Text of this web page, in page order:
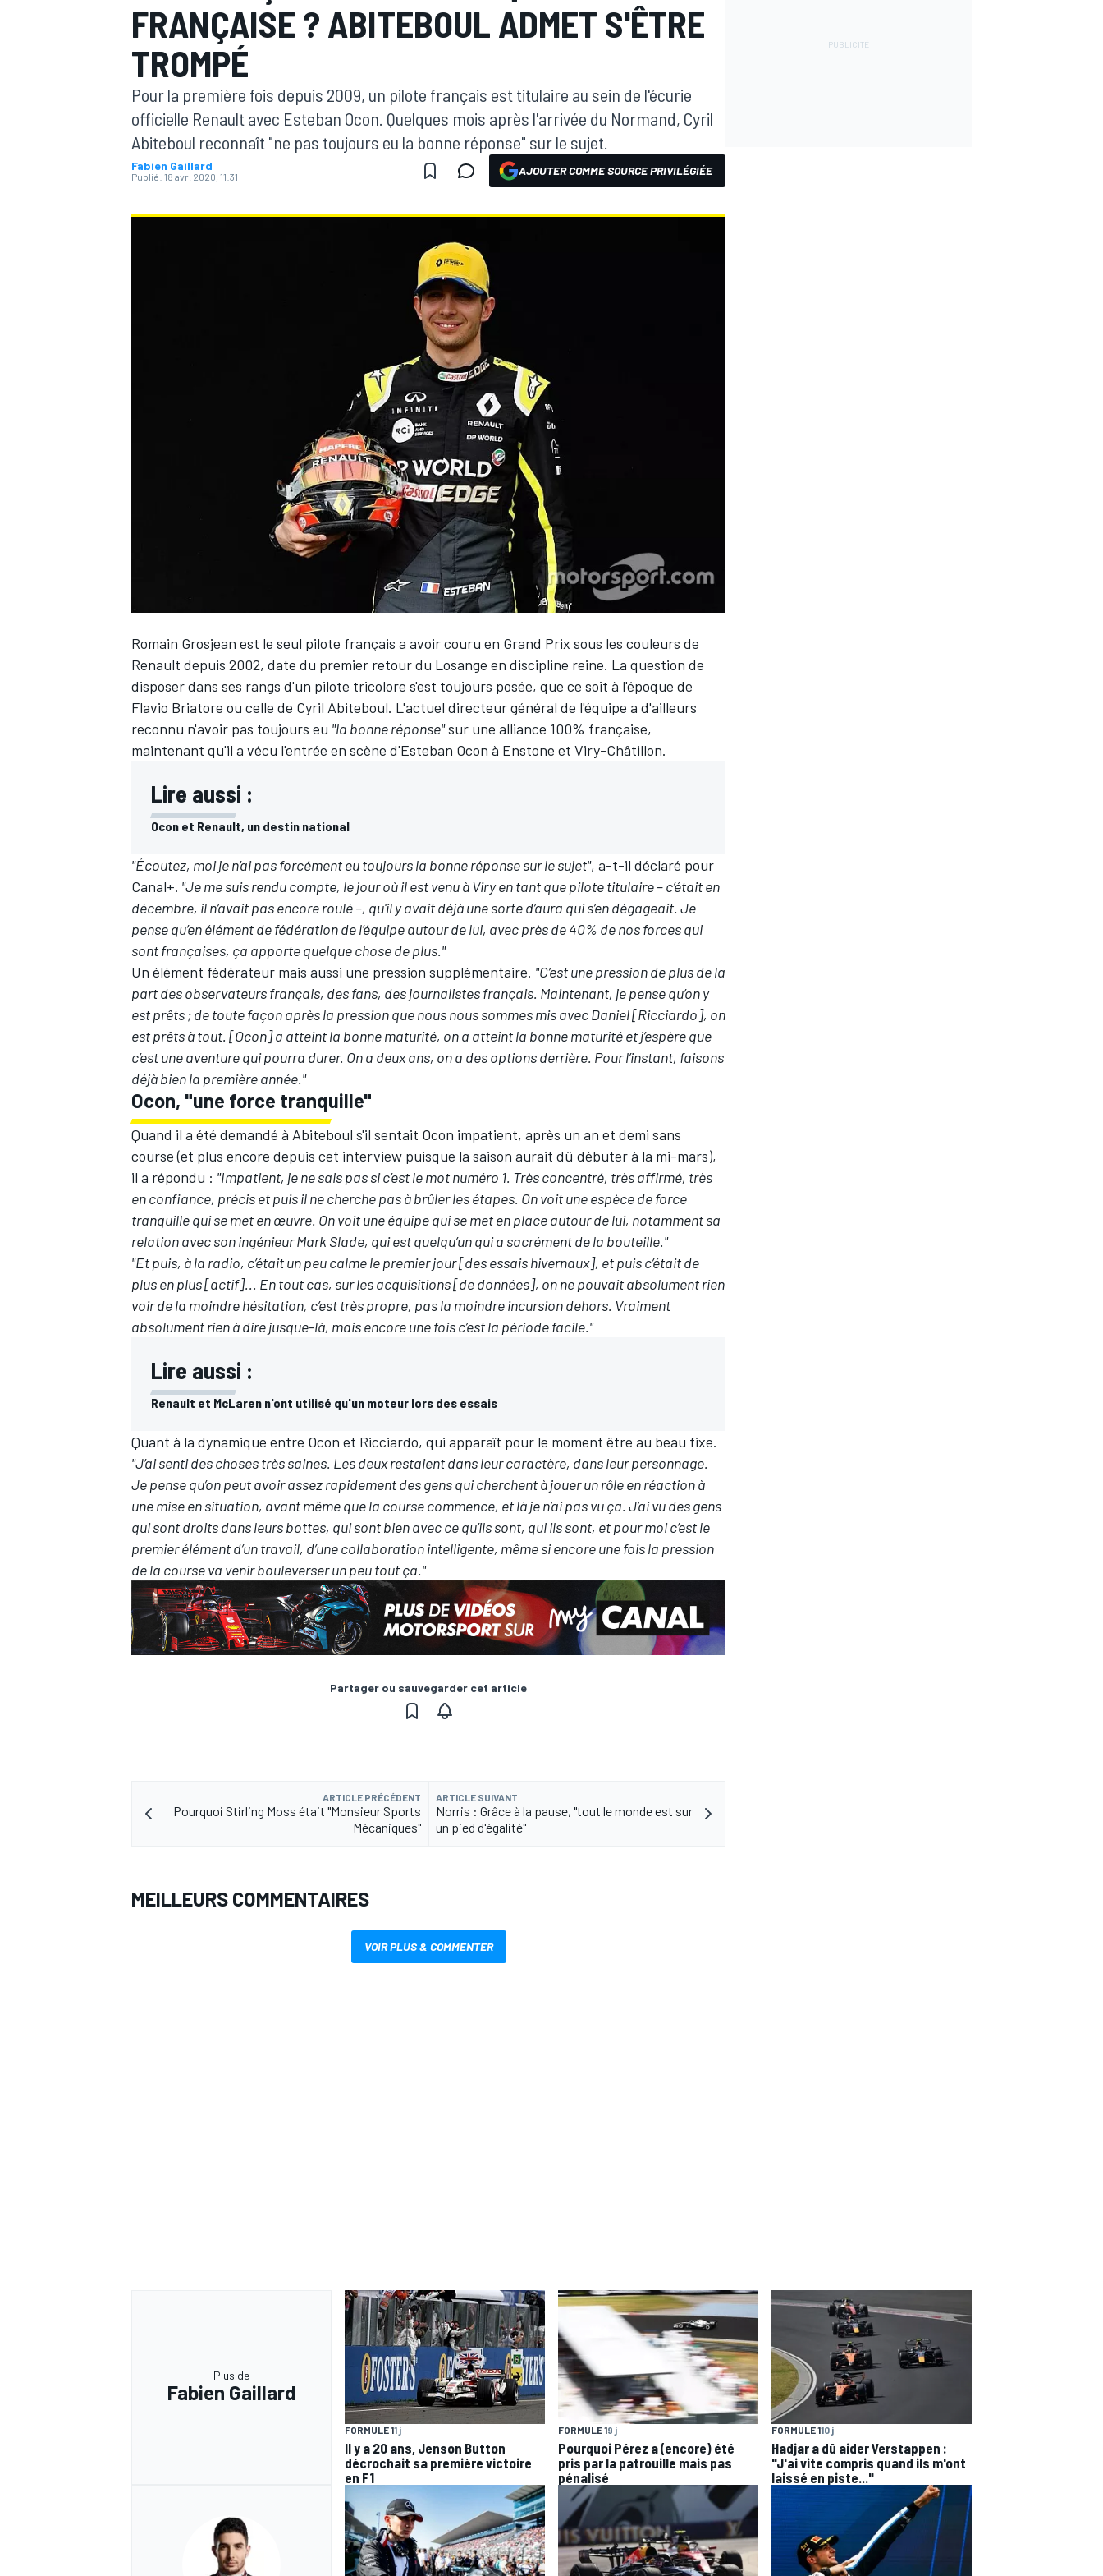
MOTOGP
WEC
AUTRES CHAMPIONNATS
FRANÇAISE ? ABITEBOUL ADMET S'ÊTRE
TROMPÉ
Pour la première fois depuis 2009, un pilote français est titulaire au sein de l'écurie
officielle Renault avec Esteban Ocon. Quelques mois après l'arrivée du Normand, Cyril
Abiteboul reconnaît "ne pas toujours eu la bonne réponse" sur le sujet.
Fabien Gaillard
Publié: 18 avr. 2020, 11:31 AJOUTER COMME SOURCE PRIVILÉGIÉE
Romain Grosjean est le seul pilote français a avoir couru en Grand Prix sous les couleurs de
Renault depuis 2002, date du premier retour du Losange en discipline reine. La question de
disposer dans ses rangs d'un pilote tricolore s'est toujours posée, que ce soit à l'époque de
Flavio Briatore ou celle de Cyril Abiteboul. L'actuel directeur général de l'équipe a d'ailleurs
reconnu n'avoir pas toujours eu "la bonne réponse"sur une alliance 100% française,
maintenant qu'il a vécu l'entrée en scène d'Esteban Ocon à Enstone et Viry-Châtillon.
Lire aussi :
Ocon et Renault, un destin national
"Écoutez, moi je n’ai pas forcément eu toujours la bonne réponse sur le sujet", a-t-il déclaré pour
Canal+. "Je me suis rendu compte, le jour où il est venu à Viry en tant que pilote titulaire – c’était en
décembre, il n’avait pas encore roulé –, qu'il y avait déjà une sorte d’aura qui s’en dégageait. Je
pense qu’en élément de fédération de l’équipe autour de lui, avec près de 40% de nos forces qui
sont françaises, ça apporte quelque chose de plus."
Un élément fédérateur mais aussi une pression supplémentaire. "C’est une pression de plus de la
part des observateurs français, des fans, des journalistes français. Maintenant, je pense qu’on y
est prêts ; de toute façon après la pression que nous nous sommes mis avec Daniel [Ricciardo], on
est prêts à tout. [Ocon] a atteint la bonne maturité, on a atteint la bonne maturité et j’espère que
c’est une aventure qui pourra durer. On a deux ans, on a des options derrière. Pour l’instant, faisons
déjà bien la première année."
Ocon, "une force tranquille"
Quand il a été demandé à Abiteboul s'il sentait Ocon impatient, après un an et demi sans
course (et plus encore depuis cet interview puisque la saison aurait dû débuter à la mi-mars),
il a répondu : "Impatient, je ne sais pas si c’est le mot numéro 1. Très concentré, très affirmé, très
en confiance, précis et puis il ne cherche pas à brûler les étapes. On voit une espèce de force
tranquille qui se met en œuvre. On voit une équipe qui se met en place autour de lui, notamment sa
relation avec son ingénieur Mark Slade, qui est quelqu’un qui a sacrément de la bouteille."
"Et puis, à la radio, c’était un peu calme le premier jour [des essais hivernaux], et puis c’était de
plus en plus [actif]... En tout cas, sur les acquisitions [de données], on ne pouvait absolument rien
voir de la moindre hésitation, c’est très propre, pas la moindre incursion dehors. Vraiment
absolument rien à dire jusque-là, mais encore une fois c’est la période facile."
Lire aussi :
Renault et McLaren n'ont utilisé qu'un moteur lors des essais
Quant à la dynamique entre Ocon et Ricciardo, qui apparaît pour le moment être au beau fixe.
"J’ai senti des choses très saines. Les deux restaient dans leur caractère, dans leur personnage.
Je pense qu’on peut avoir assez rapidement des gens qui cherchent à jouer un rôle en réaction à
une mise en situation, avant même que la course commence, et là je n’ai pas vu ça. J’ai vu des gens
qui sont droits dans leurs bottes, qui sont bien avec ce qu’ils sont, qui ils sont, et pour moi c’est le
premier élément d’un travail, d’une collaboration intelligente, même si encore une fois la pression
de la course va venir bouleverser un peu tout ça."
Partager ou sauvegarder cet article
ARTICLE PRÉCÉDENT
Pourquoi Stirling Moss était "Monsieur Sports
Mécaniques"
ARTICLE SUIVANT
Norris : Grâce à la pause, "tout le monde est sur
un pied d'égalité"
MEILLEURS COMMENTAIRES
VOIR PLUS & COMMENTER
Plus de
Fabien Gaillard
FORMULE 11 j
Il y a 20 ans, Jenson Button
décrochait sa première victoire
en F1
FORMULE 19 j
Pourquoi Pérez a (encore) été
pris par la patrouille mais pas
pénalisé
FORMULE 110 j
Hadjar a dû aider Verstappen :
"J'ai vite compris quand ils m'ont
laissé en piste..."